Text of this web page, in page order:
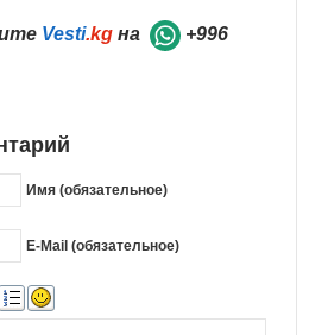
Vesti.kg на
+996
Имя (обязательное)
E-Mail (обязательное)